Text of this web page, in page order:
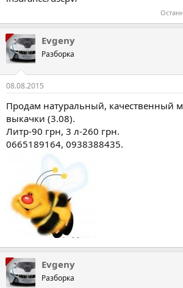
Evgeny
Разборка
08.08.2015
Продам натуральный, качественный
выкачки (3.08).
Литр-90 грн, 3 л-260 грн.
0665189164, 0938388435.
Evgeny
Разборка